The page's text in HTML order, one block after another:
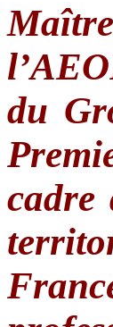
du
cadre